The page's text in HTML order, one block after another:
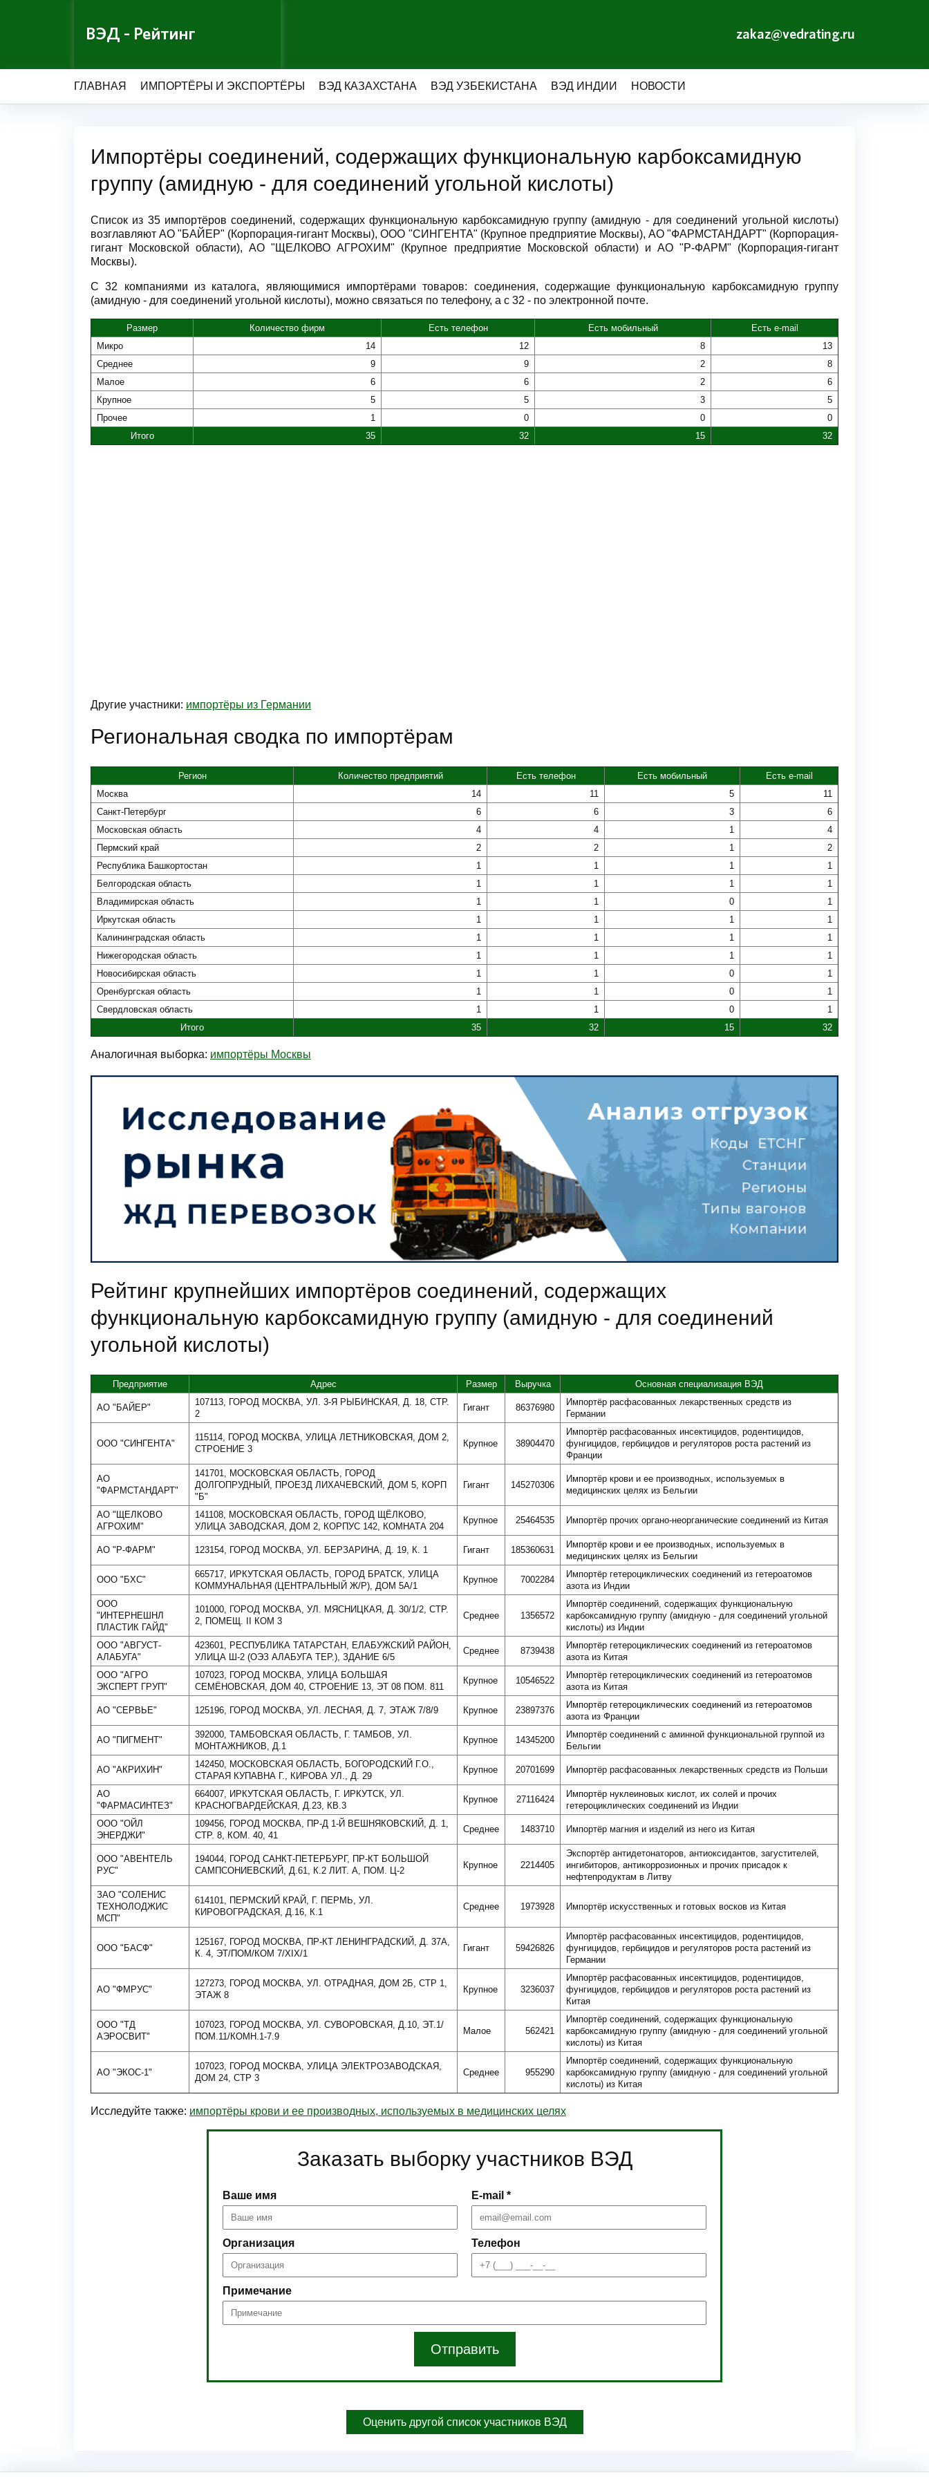
ВЭД - Рейтинг zakaz@vedrating.ru
ГЛАВНАЯ ИМПОРТЁРЫ И ЭКСПОРТЁРЫ ВЭД КАЗАХСТАНА ВЭД УЗБЕКИСТАНА ВЭД ИНДИИ НОВОСТИ
Импортёры соединений, содержащих функциональную карбоксамидную
группу (амидную - для соединений угольной кислоты)
Список из 35 импортёров соединений, содержащих функциональную карбоксамидную группу (амидную - для соединений угольной кислоты)
возглавляют АО "БАЙЕР" (Корпорация-гигант Москвы), ООО "СИНГЕНТА" (Крупное предприятие Москвы), АО "ФАРМСТАНДАРТ" (Корпорация-
гигант Московской области), АО "ЩЕЛКОВО АГРОХИМ" (Крупное предприятие Московской области) и АО "Р-ФАРМ" (Корпорация-гигант
Москвы).
С 32 компаниями из каталога, являющимися импортёрами товаров: соединения, содержащие функциональную карбоксамидную группу
(амидную - для соединений угольной кислоты), можно связаться по телефону, а с 32 - по электронной почте.
Размер Количество фирм Есть телефон Есть мобильный
Есть e-mail
Микро
14 12 8
13
Среднее
9 9 2
8
Малое
6 6 2
6
Крупное
5 5 3
5
Прочее
1 0 0
0
Итого
35 32 15 32
Другие участники: импортёры из Германии
Региональная сводка по импортёрам
Регион Количество предприятий Есть телефон Есть мобильный
Есть e-mail
Москва
14 11 5
11
Санкт-Петербург
6 6 3
6
Московская область
4 4 1
4
Пермский край
2 2 1
2
Республика Башкортостан
1 1 1
1
Белгородская область
1 1 1
1
Владимирская область
1 1 0
1
Иркутская область
1 1 1
1
Калининградская область
1 1 1
1
Нижегородская область
1 1 1
1
Новосибирская область
1 1 0
1
Оренбургская область
1 1 0
1
Свердловская область
1 1 0
1
Итого
35 32 15 32
Аналогичная выборка: импортёры Москвы
Рейтинг крупнейших импортёров соединений, содержащих
функциональную карбоксамидную группу (амидную - для соединений
угольной кислоты)
Предприятие Адрес Размер Выручка Основная специализация ВЭД
АО "БАЙЕР"
107113, ГОРОД МОСКВА, УЛ. 3-Я РЫБИНСКАЯ, Д. 18, СТР.
2
Гигант 86376980
Импортёр расфасованных лекарственных средств из
Германии
ООО "СИНГЕНТА"
115114, ГОРОД МОСКВА, УЛИЦА ЛЕТНИКОВСКАЯ, ДОМ 2,
СТРОЕНИЕ 3
Крупное 38904470
Импортёр расфасованных инсектицидов, родентицидов,
фунгицидов, гербицидов и регуляторов роста растений из
Франции
АО
"ФАРМСТАНДАРТ"
141701, МОСКОВСКАЯ ОБЛАСТЬ, ГОРОД
ДОЛГОПРУДНЫЙ, ПРОЕЗД ЛИХАЧЕВСКИЙ, ДОМ 5, КОРП
"Б"
Гигант 145270306
Импортёр крови и ее производных, используемых в
медицинских целях из Бельгии
АО "ЩЕЛКОВО
АГРОХИМ"
141108, МОСКОВСКАЯ ОБЛАСТЬ, ГОРОД ЩЁЛКОВО,
УЛИЦА ЗАВОДСКАЯ, ДОМ 2, КОРПУС 142, КОМНАТА 204
Крупное 25464535 Импортёр прочих органо-неорганические соединений из Китая
АО "Р-ФАРМ" 123154, ГОРОД МОСКВА, УЛ. БЕРЗАРИНА, Д. 19, К. 1 Гигант 185360631
Импортёр крови и ее производных, используемых в
медицинских целях из Бельгии
ООО "БХС"
665717, ИРКУТСКАЯ ОБЛАСТЬ, ГОРОД БРАТСК, УЛИЦА
КОММУНАЛЬНАЯ (ЦЕНТРАЛЬНЫЙ Ж/Р), ДОМ 5А/1
Крупное 7002284
Импортёр гетероциклических соединений из гетероатомов
азота из Индии
ООО
"ИНТЕРНЕШНЛ
ПЛАСТИК ГАЙД"
101000, ГОРОД МОСКВА, УЛ. МЯСНИЦКАЯ, Д. 30/1/2, СТР.
2, ПОМЕЩ. II КОМ 3
Среднее 1356572
Импортёр соединений, содержащих функциональную
карбоксамидную группу (амидную - для соединений угольной
кислоты) из Индии
ООО "АВГУСТ-
АЛАБУГА"
423601, РЕСПУБЛИКА ТАТАРСТАН, ЕЛАБУЖСКИЙ РАЙОН,
УЛИЦА Ш-2 (ОЭЗ АЛАБУГА ТЕР.), ЗДАНИЕ 6/5
Среднее 8739438
Импортёр гетероциклических соединений из гетероатомов
азота из Китая
ООО "АГРО
ЭКСПЕРТ ГРУП"
107023, ГОРОД МОСКВА, УЛИЦА БОЛЬШАЯ
СЕМЁНОВСКАЯ, ДОМ 40, СТРОЕНИЕ 13, ЭТ 08 ПОМ. 811
Крупное 10546522
Импортёр гетероциклических соединений из гетероатомов
азота из Китая
АО "СЕРВЬЕ" 125196, ГОРОД МОСКВА, УЛ. ЛЕСНАЯ, Д. 7, ЭТАЖ 7/8/9 Крупное 23897376
Импортёр гетероциклических соединений из гетероатомов
азота из Франции
АО "ПИГМЕНТ"
392000, ТАМБОВСКАЯ ОБЛАСТЬ, Г. ТАМБОВ, УЛ.
МОНТАЖНИКОВ, Д.1
Крупное 14345200
Импортёр соединений с аминной функциональной группой из
Бельгии
АО "АКРИХИН"
142450, МОСКОВСКАЯ ОБЛАСТЬ, БОГОРОДСКИЙ Г.О.,
СТАРАЯ КУПАВНА Г., КИРОВА УЛ., Д. 29
Крупное 20701699 Импортёр расфасованных лекарственных средств из Польши
АО
"ФАРМАСИНТЕЗ"
664007, ИРКУТСКАЯ ОБЛАСТЬ, Г. ИРКУТСК, УЛ.
КРАСНОГВАРДЕЙСКАЯ, Д.23, КВ.3
Крупное 27116424
Импортёр нуклеиновых кислот, их солей и прочих
гетероциклических соединений из Индии
ООО "ОЙЛ
ЭНЕРДЖИ"
109456, ГОРОД МОСКВА, ПР-Д 1-Й ВЕШНЯКОВСКИЙ, Д. 1,
СТР. 8, КОМ. 40, 41
Среднее 1483710 Импортёр магния и изделий из него из Китая
ООО "АВЕНТЕЛЬ
РУС"
194044, ГОРОД САНКТ-ПЕТЕРБУРГ, ПР-КТ БОЛЬШОЙ
САМПСОНИЕВСКИЙ, Д.61, К.2 ЛИТ. А, ПОМ. Ц-2
Крупное 2214405
Экспортёр антидетонаторов, антиоксидантов, загустителей,
ингибиторов, антикоррозионных и прочих присадок к
нефтепродуктам в Литву
ЗАО "СОЛЕНИС
ТЕХНОЛОДЖИС
МСП"
614101, ПЕРМСКИЙ КРАЙ, Г. ПЕРМЬ, УЛ.
КИРОВОГРАДСКАЯ, Д.16, К.1
Среднее 1973928 Импортёр искусственных и готовых восков из Китая
ООО "БАСФ"
125167, ГОРОД МОСКВА, ПР-КТ ЛЕНИНГРАДСКИЙ, Д. 37А,
К. 4, ЭТ/ПОМ/КОМ 7/XIX/1
Гигант 59426826
Импортёр расфасованных инсектицидов, родентицидов,
фунгицидов, гербицидов и регуляторов роста растений из
Германии
АО "ФМРУС"
127273, ГОРОД МОСКВА, УЛ. ОТРАДНАЯ, ДОМ 2Б, СТР 1,
ЭТАЖ 8
Крупное 3236037
Импортёр расфасованных инсектицидов, родентицидов,
фунгицидов, гербицидов и регуляторов роста растений из
Китая
ООО "ТД
АЭРОСВИТ"
107023, ГОРОД МОСКВА, УЛ. СУВОРОВСКАЯ, Д.10, ЭТ.1/
ПОМ.11/КОМН.1-7.9
Малое 562421
Импортёр соединений, содержащих функциональную
карбоксамидную группу (амидную - для соединений угольной
кислоты) из Китая
АО "ЭКОС-1"
107023, ГОРОД МОСКВА, УЛИЦА ЭЛЕКТРОЗАВОДСКАЯ,
ДОМ 24, СТР 3
Среднее 955290
Импортёр соединений, содержащих функциональную
карбоксамидную группу (амидную - для соединений угольной
кислоты) из Китая
Исследуйте также: импортёры крови и ее производных, используемых в медицинских целях
Заказать выборку участников ВЭД
Ваше имя E-mail *
Организация Телефон
Примечание
Отправить
Оценить другой список участников ВЭД